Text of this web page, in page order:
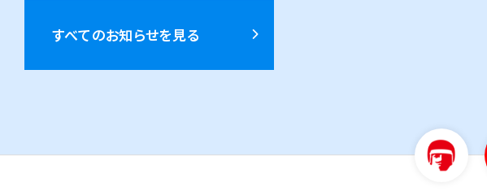
すべてのお知らせを見る